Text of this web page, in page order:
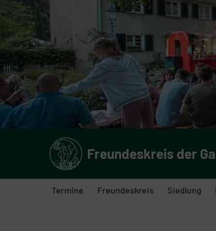
Zum
Inhalt
springen
Freundeskreis der
Termine Freundeskreis Siedlung